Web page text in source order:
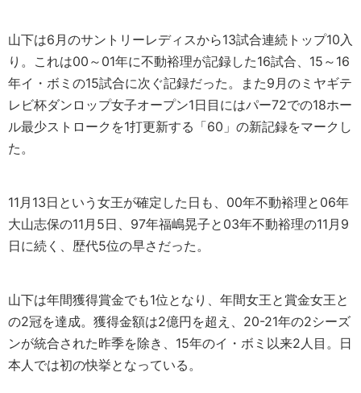
山下は6月のサントリーレディスから13試合連続トップ10入
り。これは00～01年に不動裕理が記録した16試合、15～16
年イ・ボミの15試合に次ぐ記録だった。また9月のミヤギテ
レビ杯ダンロップ女子オープン1日目にはパー72での18ホー
ル最少ストロークを1打更新する「60」の新記録をマークし
た。
11月13日という女王が確定した日も、00年不動裕理と06年
大山志保の11月5日、97年福嶋晃子と03年不動裕理の11月9
日に続く、歴代5位の早さだった。
山下は年間獲得賞金でも1位となり、年間女王と賞金女王と
の2冠を達成。獲得金額は2億円を超え、20-21年の2シーズ
ンが統合された昨季を除き、15年のイ・ボミ以来2人目。日
本人では初の快挙となっている。